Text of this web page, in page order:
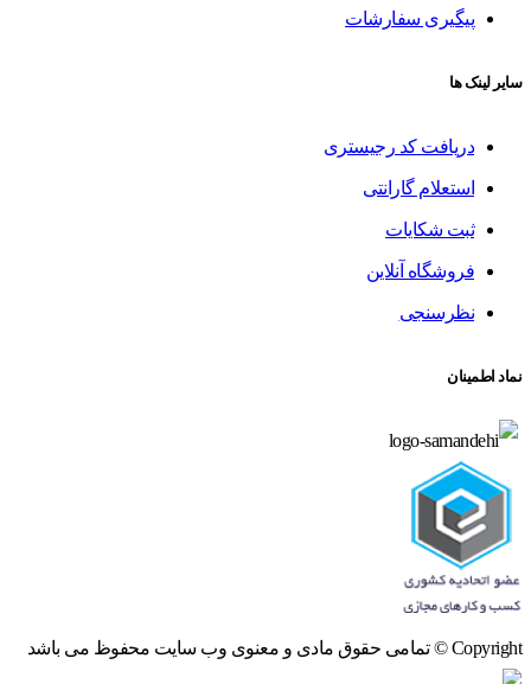
پیگیری سفارشات
سایر لینک ها
دریافت کد رجیستری
استعلام گارانتی
ثبت شکایات
فروشگاه آنلاین
نظرسنجی
نماد اطمینان
Copyright © تمامی حقوق مادی و معنوی وب سایت محفوظ می باشد